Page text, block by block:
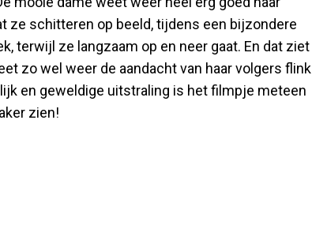
ze schitteren op beeld, tijdens een bijzondere
terwijl ze langzaam op en neer gaat. En dat ziet
zo wel weer de aandacht van haar volgers flink
en geweldige uitstraling is het filmpje meteen
zien!